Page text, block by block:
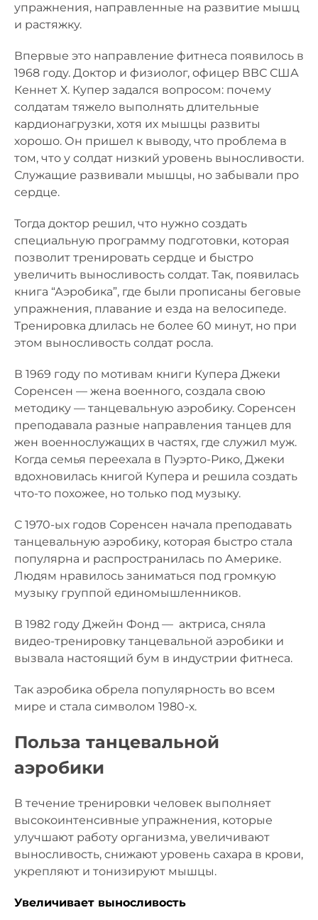
упражнения, направленные на развитие мышц
и растяжку.
Впервые это направление фитнеса появилось в
1968 году. Доктор и физиолог, офицер ВВС США
Кеннет Х. Купер задался вопросом: почему
солдатам тяжело выполнять длительные
кардионагрузки, хотя их мышцы развиты
хорошо. Он пришел к выводу, что проблема в
том, что у солдат низкий уровень выносливости.
Служащие развивали мышцы, но забывали про
сердце.
Тогда доктор решил, что нужно создать
специальную программу подготовки, которая
позволит тренировать сердце и быстро
увеличить выносливость солдат. Так, появилась
книга “Аэробика”, где были прописаны беговые
упражнения, плавание и езда на велосипеде.
Тренировка длилась не более 60 минут, но при
этом выносливость солдат росла.
В 1969 году по мотивам книги Купера Джеки
Соренсен — жена военного, создала свою
методику — танцевальную аэробику. Соренсен
преподавала разные направления танцев для
жен военнослужащих в частях, где служил муж.
Когда семья переехала в Пуэрто-Рико, Джеки
вдохновилась книгой Купера и решила создать
что-то похожее, но только под музыку.
С 1970-ых годов Соренсен начала преподавать
танцевальную аэробику, которая быстро стала
популярна и распространилась по Америке.
Людям нравилось заниматься под громкую
музыку группой единомышленников.
В 1982 году Джейн Фонд — актриса, сняла
видео-тренировку танцевальной аэробики и
вызвала настоящий бум в индустрии фитнеса.
Так аэробика обрела популярность во всем
мире и стала символом 1980-х.
Польза танцевальной
аэробики
В течение тренировки человек выполняет
высокоинтенсивные упражнения, которые
улучшают работу организма, увеличивают
выносливость, снижают уровень сахара в крови,
укрепляют и тонизируют мышцы.
Увеличивает выносливость